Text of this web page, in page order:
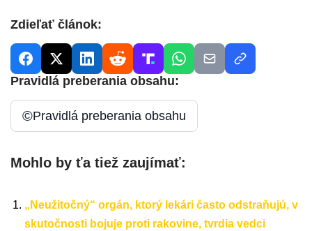
Zdieľať článok:
Pravidlá preberania obsahu:
©Pravidlá preberania obsahu
Mohlo by ťa tiež zaujímať:
„Neužitočný“ orgán, ktorý lekári často odstraňujú, v
skutočnosti bojuje proti rakovine, tvrdia vedci